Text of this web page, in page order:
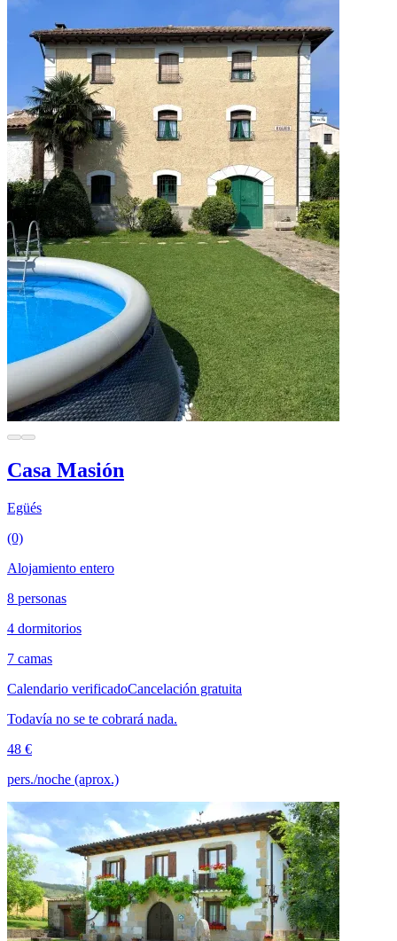
Casa Masión
Egüés
(0)
Alojamiento entero
8 personas
4 dormitorios
7 camas
Calendario verificadoCancelación gratuita
Todavía no se te cobrará nada.
48 €
pers./noche (aprox.)